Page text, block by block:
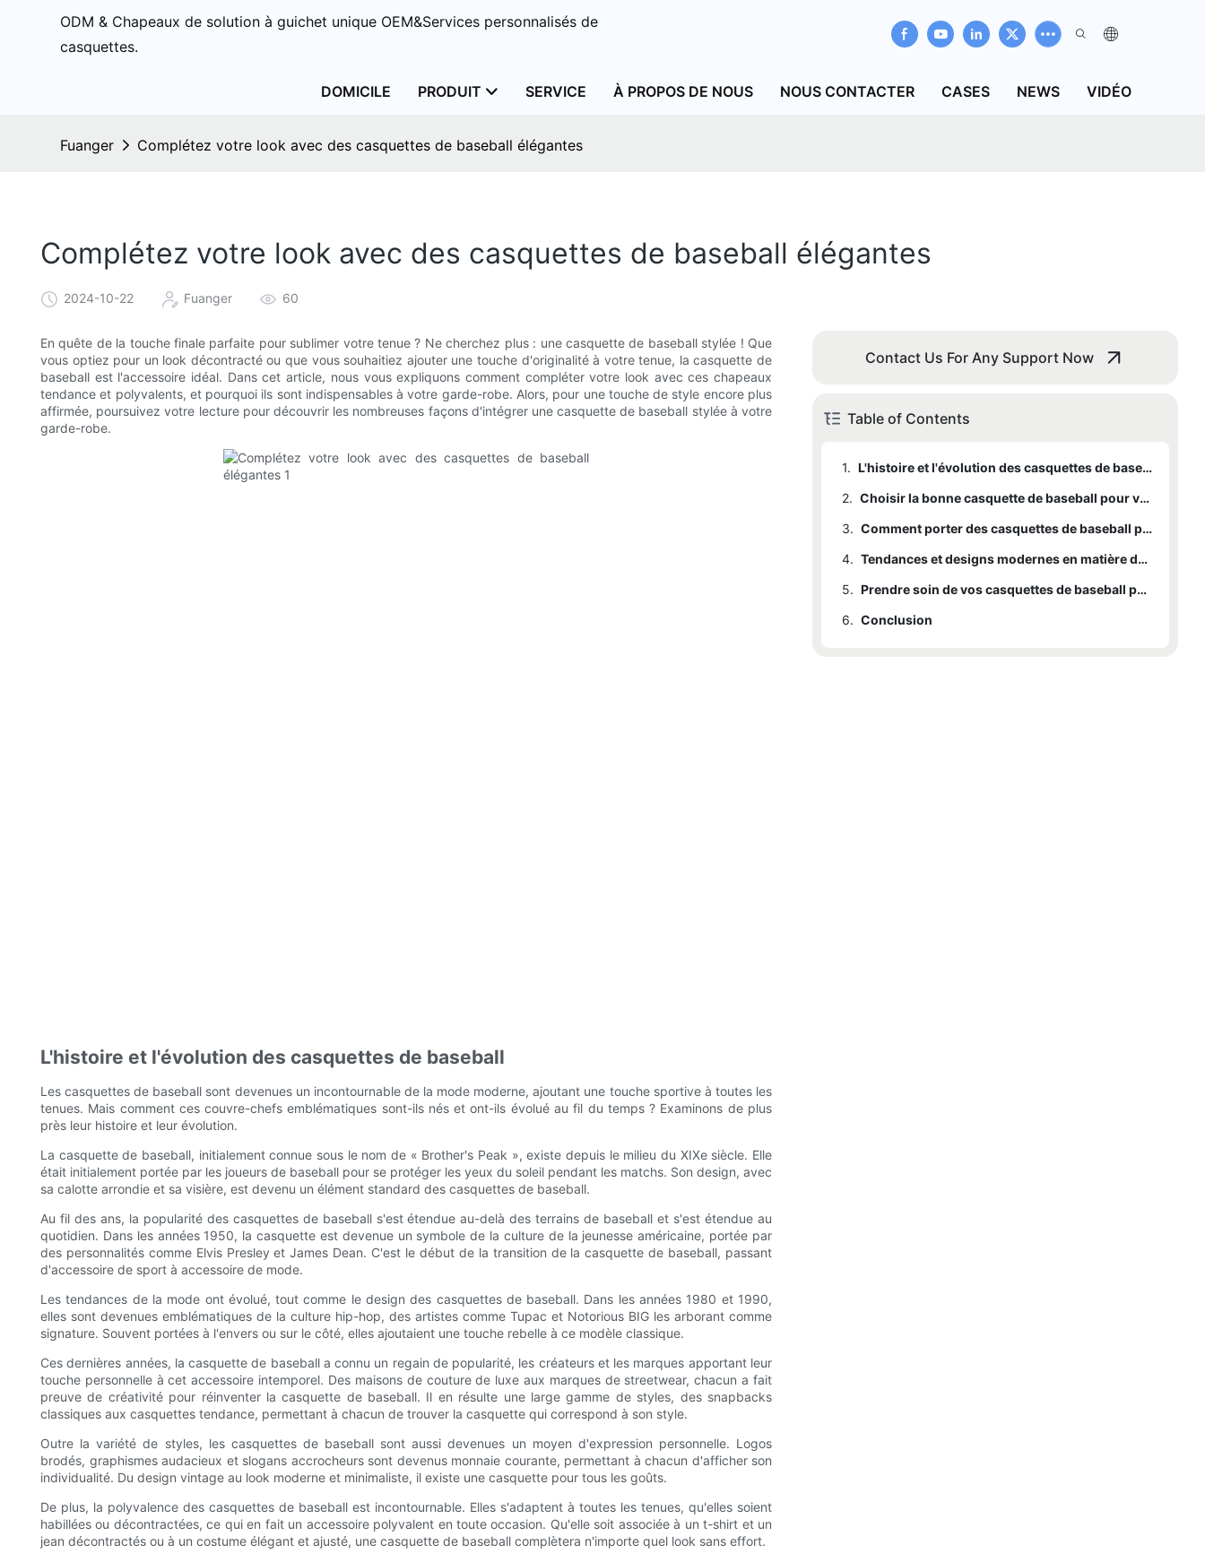
ODM & Chapeaux de solution à guichet unique OEM&Services personnalisés de
casquettes.
DOMICILE PRODUIT SERVICE À PROPOS DE NOUS NOUS CONTACTER CASES NEWS VIDÉO
Fuanger Complétez votre look avec des casquettes de baseball élégantes
Complétez votre look avec des casquettes de baseball élégantes
2024-10-22 Fuanger 60
En quête de la touche finale parfaite pour sublimer votre tenue ? Ne cherchez plus : une casquette de baseball stylée ! Que
vous optiez pour un look décontracté ou que vous souhaitiez ajouter une touche d'originalité à votre tenue, la casquette de
baseball est l'accessoire idéal. Dans cet article, nous vous expliquons comment compléter votre look avec ces chapeaux
tendance et polyvalents, et pourquoi ils sont indispensables à votre garde-robe. Alors, pour une touche de style encore plus
affirmée, poursuivez votre lecture pour découvrir les nombreuses façons d'intégrer une casquette de baseball stylée à votre
garde-robe.
L'histoire et l'évolution des casquettes de baseball
Les casquettes de baseball sont devenues un incontournable de la mode moderne, ajoutant une touche sportive à toutes les
tenues. Mais comment ces couvre-chefs emblématiques sont-ils nés et ont-ils évolué au fil du temps ? Examinons de plus
près leur histoire et leur évolution.
La casquette de baseball, initialement connue sous le nom de « Brother's Peak », existe depuis le milieu du XIXe siècle. Elle
était initialement portée par les joueurs de baseball pour se protéger les yeux du soleil pendant les matchs. Son design, avec
sa calotte arrondie et sa visière, est devenu un élément standard des casquettes de baseball.
Au fil des ans, la popularité des casquettes de baseball s'est étendue au-delà des terrains de baseball et s'est étendue au
quotidien. Dans les années 1950, la casquette est devenue un symbole de la culture de la jeunesse américaine, portée par
des personnalités comme Elvis Presley et James Dean. C'est le début de la transition de la casquette de baseball, passant
d'accessoire de sport à accessoire de mode.
Les tendances de la mode ont évolué, tout comme le design des casquettes de baseball. Dans les années 1980 et 1990,
elles sont devenues emblématiques de la culture hip-hop, des artistes comme Tupac et Notorious BIG les arborant comme
signature. Souvent portées à l'envers ou sur le côté, elles ajoutaient une touche rebelle à ce modèle classique.
Ces dernières années, la casquette de baseball a connu un regain de popularité, les créateurs et les marques apportant leur
touche personnelle à cet accessoire intemporel. Des maisons de couture de luxe aux marques de streetwear, chacun a fait
preuve de créativité pour réinventer la casquette de baseball. Il en résulte une large gamme de styles, des snapbacks
classiques aux casquettes tendance, permettant à chacun de trouver la casquette qui correspond à son style.
Outre la variété de styles, les casquettes de baseball sont aussi devenues un moyen d'expression personnelle. Logos
brodés, graphismes audacieux et slogans accrocheurs sont devenus monnaie courante, permettant à chacun d'afficher son
individualité. Du design vintage au look moderne et minimaliste, il existe une casquette pour tous les goûts.
De plus, la polyvalence des casquettes de baseball est incontournable. Elles s'adaptent à toutes les tenues, qu'elles soient
habillées ou décontractées, ce qui en fait un accessoire polyvalent en toute occasion. Qu'elle soit associée à un t-shirt et un
jean décontractés ou à un costume élégant et ajusté, une casquette de baseball complètera n'importe quel look sans effort.
Contact Us For Any Support Now
Table of Contents
1.
L'histoire et l'évolution des casquettes de baseball
2.
Choisir la bonne casquette de baseball pour votre style personnel
3.
Comment porter des casquettes de baseball pour différentes occasions
4.
Tendances et designs modernes en matière de casquettes de baseball
5.
Prendre soin de vos casquettes de baseball pour plus de longévité et de style
6. Conclusion